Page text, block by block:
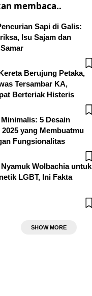
membaca..
Sapi di Galis:
Isu Sajam dan
Berujung Petaka,
Tersambar KA,
Berteriak Histeris
5 Desain
yang Membuatmu
Fungsionalitas
Wolbachia untuk
LGBT, Ini Fakta
SHOW MORE